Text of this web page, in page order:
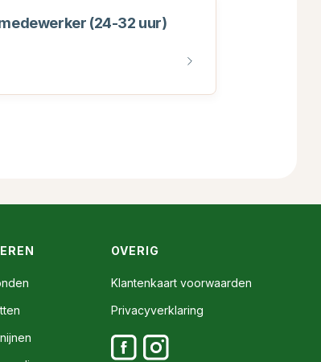
(24-32 uur)
OVERIG
Klantenkaart voorwaarden
Privacyverklaring